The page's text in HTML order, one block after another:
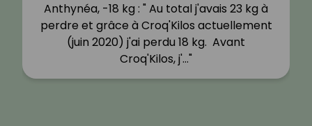
Anthynéa, -18 kg : " Au total j'avais 23 kg à
perdre et grâce à Croq'Kilos actuellement
(juin 2020) j'ai perdu 18 kg. Avant
Croq'Kilos, j'…"